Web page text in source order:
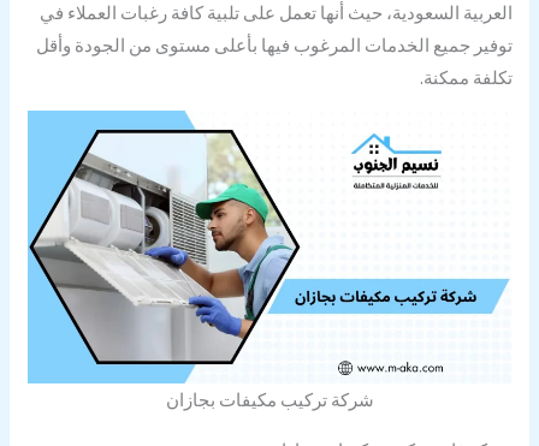
العربية السعودية، حيث أنها تعمل على تلبية كافة رغبات العملاء في
توفير جميع الخدمات المرغوب فيها بأعلى مستوى من الجودة وأقل
تكلفة ممكنة.
شركة تركيب مكيفات بجازان